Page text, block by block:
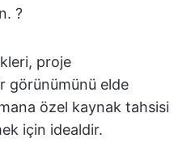
?
proje
görünümünü elde
özel kaynak tahsisi
için idealdir.